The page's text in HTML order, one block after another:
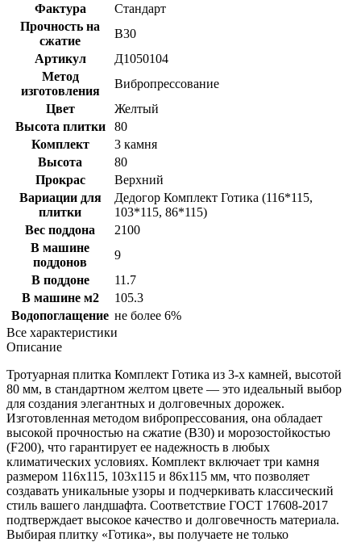
Фактура
Стандарт
Прочность на
сжатие
B30
Артикул
Д1050104
Метод
изготовления
Вибропрессование
Цвет
Желтый
Высота плитки
80
Комплект
3 камня
Высота
80
Прокрас
Верхний
Вариации для
плитки
Дедогор Комплект Готика (116*115,
103*115, 86*115)
Вес поддона
2100
В машине
поддонов
9
В поддоне
11.7
В машине м2
105.3
Водопоглащение не более 6%
Все характеристики
Описание
Тротуарная плитка Комплект Готика из 3-х камней, высотой
80 мм, в стандартном желтом цвете — это идеальный выбор
для создания элегантных и долговечных дорожек.
Изготовленная методом вибропрессования, она обладает
высокой прочностью на сжатие (B30) и морозостойкостью
(F200), что гарантирует ее надежность в любых
климатических условиях. Комплект включает три камня
размером 116x115, 103x115 и 86x115 мм, что позволяет
создавать уникальные узоры и подчеркивать классический
стиль вашего ландшафта. Соответствие ГОСТ 17608-2017
подтверждает высокое качество и долговечность материала.
Выбирая плитку «Готика», вы получаете не только